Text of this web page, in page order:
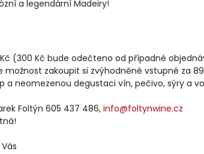
a legendární Madeiry!
(300 Kč bude odečteno od případné
zakoupit si zvýhodněné vstupné za
a neomezenou degustaci vín, pečivo, sýry a
Foltýn 605 437 486, info@foltynwine.cz